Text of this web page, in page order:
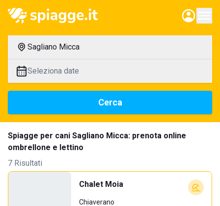
Sagliano Micca
Seleziona date
Cerca
Spiagge per cani Sagliano Micca: prenota online
ombrellone e lettino
7 Risultati
Chalet Moia
Chiaverano